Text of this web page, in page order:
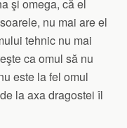
şi omega, că el
nu mai are el
tehnic nu mai
ca omul să nu
este la fel omul
la axa dragostei îl